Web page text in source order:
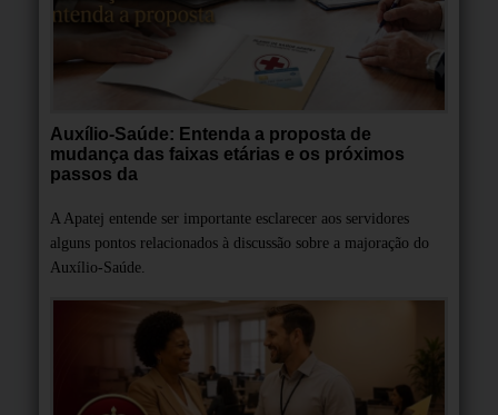
Auxílio-Saúde: Entenda a proposta de
mudança das faixas etárias e os próximos
passos da
A Apatej entende ser importante esclarecer aos servidores
alguns pontos relacionados à discussão sobre a majoração do
Auxílio-Saúde.